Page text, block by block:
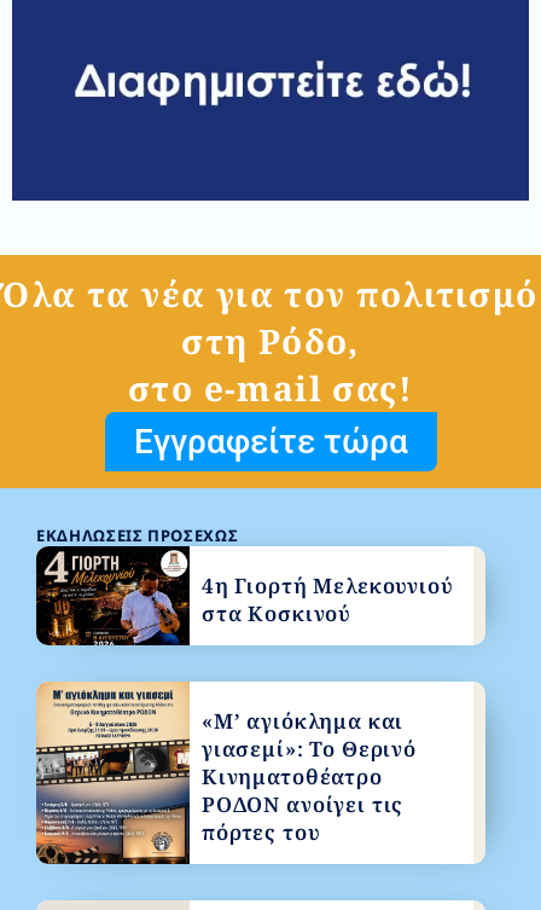
Όλα τα νέα για τον πολιτισμό
στη Ρόδο,
στο e-mail σας!
Εγγραφείτε τώρα
ΕΚΔΗΛΏΣΕΙΣ ΠΡΟΣΕΧΏΣ
4η Γιορτή Μελεκουνιού
στα Κοσκινού
«Μ’ αγιόκλημα και
γιασεμί»: Το Θερινό
Κινηματοθέατρο
ΡΟΔΟΝ ανοίγει τις
πόρτες του